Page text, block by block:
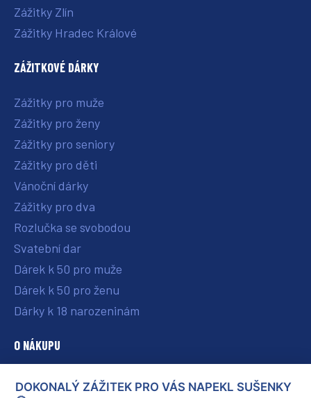
Zážitky Zlín
Zážitky Hradec Králové
ZÁŽITKOVÉ DÁRKY
Zážitky pro muže
Zážitky pro ženy
Zážitky pro seniory
Zážitky pro děti
Vánoční dárky
Zážitky pro dva
Rozlučka se svobodou
Svatební dar
Dárek k 50 pro muže
Dárek k 50 pro ženu
Dárky k 18 narozeninám
O NÁKUPU
O nás
DOKONALÝ ZÁŽITEK PRO VÁS NAPEKL SUŠENKY